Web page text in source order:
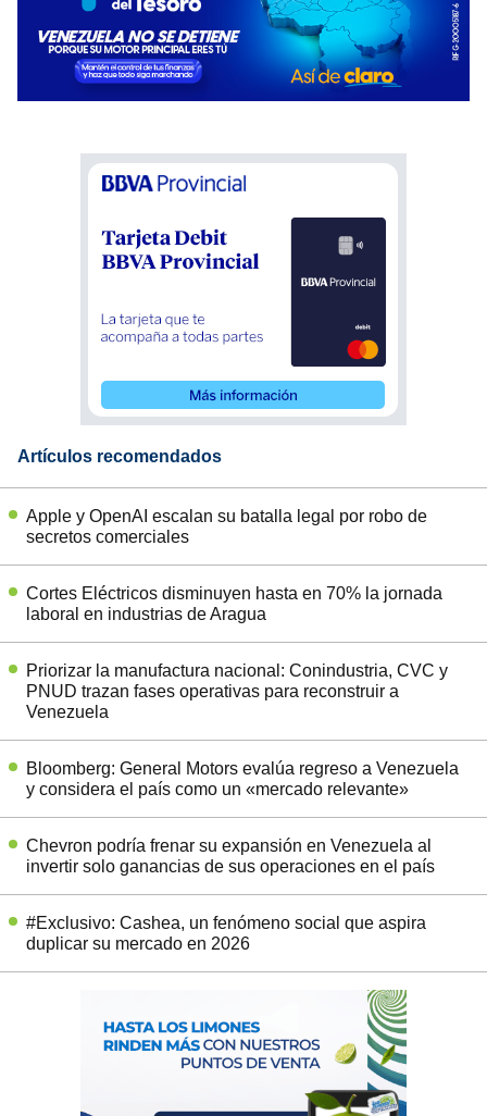
Artículos recomendados
Apple y OpenAI escalan su batalla legal por robo de
secretos comerciales
Cortes Eléctricos disminuyen hasta en 70% la jornada
laboral en industrias de Aragua
Priorizar la manufactura nacional: Conindustria, CVC y
PNUD trazan fases operativas para reconstruir a
Venezuela
Bloomberg: General Motors evalúa regreso a Venezuela
y considera el país como un «mercado relevante»
Chevron podría frenar su expansión en Venezuela al
invertir solo ganancias de sus operaciones en el país
#Exclusivo: Cashea, un fenómeno social que aspira
duplicar su mercado en 2026